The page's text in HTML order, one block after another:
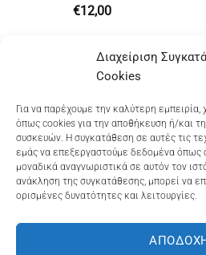
Διαχείριση
Cookies
Για να παρέχουμε την καλύτερη εμπειρία,
όπως cookies για την αποθήκευση ή/και
συσκευών. Η συγκατάθεση σε αυτές τις
εμάς να επεξεργαστούμε δεδομένα όπως
μοναδικά αναγνωριστικά σε αυτόν τον
ανάκληση της συγκατάθεσης, μπορεί να
ορισμένες δυνατότητες και λειτουργίες.
ΑΠΟΔΟΧΉ
€12,00
Dioni Hair Care,
91906
Dioni Hair Spa, Κ.